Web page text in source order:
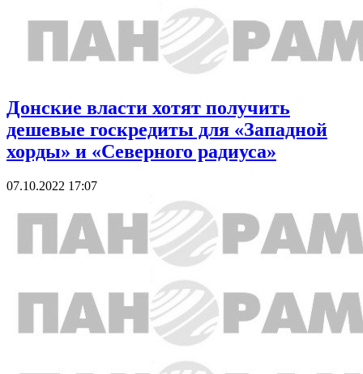
Донские власти хотят получить
дешевые госкредиты для «Западной
хорды» и «Северного радиуса»
07.10.2022 17:07